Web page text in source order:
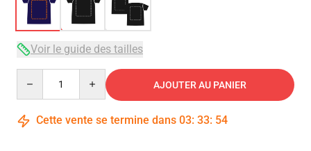
Voir le guide des tailles
AJOUTER AU PANIER
Cette vente se termine dans 03: 33: 54